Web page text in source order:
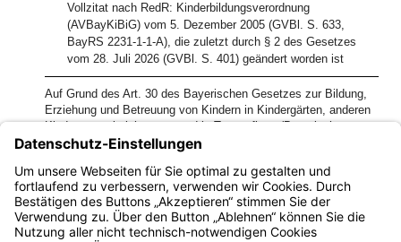
Vollzitat nach RedR: Kinderbildungsverordnung
(AVBayKiBiG) vom 5. Dezember 2005 (GVBl. S. 633,
BayRS 2231-1-1-A), die zuletzt durch § 2 des Gesetzes
vom 28. Juli 2026 (GVBl. S. 401) geändert worden ist
Auf Grund des Art. 30 des Bayerischen Gesetzes zur Bildung,
Erziehung und Betreuung von Kindern in Kindergärten, anderen
Kindertageseinrichtungen und in Tagespflege (Bayerisches
Kinderbildungs- und -betreuungsgesetz – BayKiBiG) vom 8. Juli
Staatsministerium für Arbeit und Sozialordnung, Familie und
Frauen folgende Verordnung: